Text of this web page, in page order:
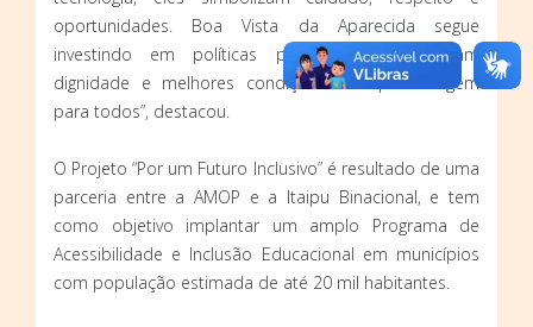
oportunidades. Boa Vista da Aparecida segue
investindo em políticas públicas que garantam
dignidade e melhores condições de aprendizagem
para todos”, destacou.
O Projeto “Por um Futuro Inclusivo” é resultado de uma
parceria entre a AMOP e a Itaipu Binacional, e tem
como objetivo implantar um amplo Programa de
Acessibilidade e Inclusão Educacional em municípios
com população estimada de até 20 mil habitantes.